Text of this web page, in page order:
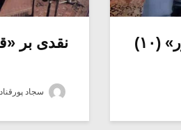
نقدی بر
سجاد پورقناد